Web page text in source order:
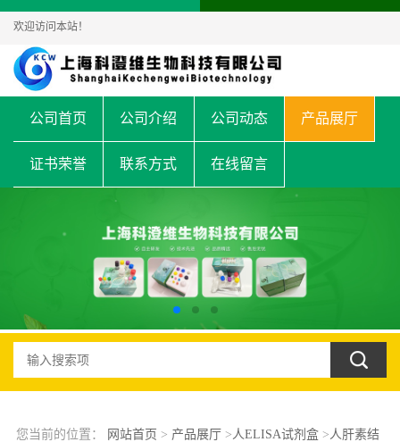
欢迎访问本站！
公司首页 公司介绍 公司动态 产品展厅
证书荣誉 联系方式 在线留言
您当前的位置： 网站首页 > 产品展厅> 人ELISA试剂盒> 人肝素结